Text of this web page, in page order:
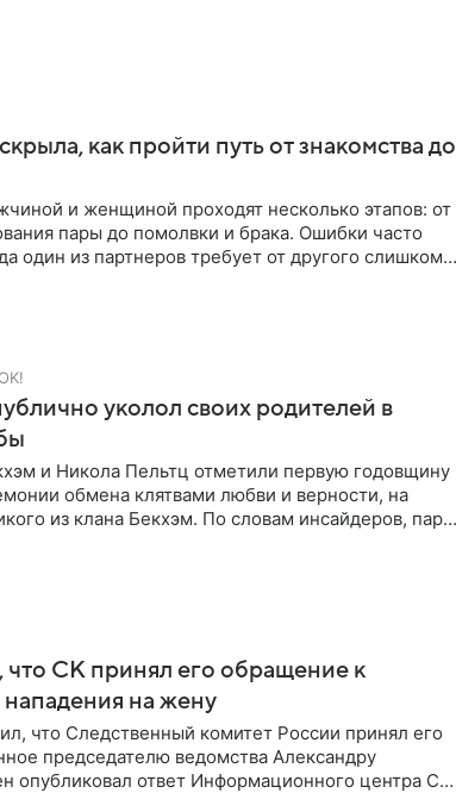
как пройти путь от знакомства до
и женщиной проходят несколько этапов: от
пары до помолвки и брака. Ошибки часто
один из партнеров требует от другого слишком
уколол своих родителей в
и Никола Пельтц отметили первую годовщину
обмена клятвами любви и верности, на
из клана Бекхэм. По словам инсайдеров, пара
СК принял его обращение к
нападения на жену
что Следственный комитет России принял его
председателю ведомства Александру
опубликовал ответ Информационного центра СК